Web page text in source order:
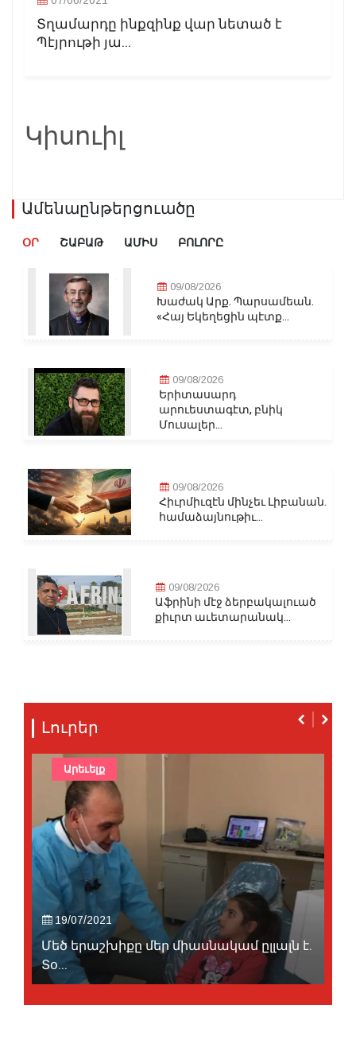
Տղամարդը ինքզինք վար նետած է
Պէյրութի յա...
Կիսուիլ
Ամենաընթերցուածը
ՕՐ ՇԱԲԱԹ ԱՄԻՍ ԲՈԼՈՐԸ
09/08/2026
Խաժակ Արք. Պարսամեան.
«Հայ Եկեղեցին պէտք...
09/08/2026
Երիտասարդ
արուեստագէտ, բնիկ
Մուսալեր...
09/08/2026
Հիւրմիւզէն մինչեւ Լիբանան.
համաձայնութիւ...
09/08/2026
Աֆրինի մէջ ձերբակալուած
քիւրտ աւետարանակ...
Լուրեր
19/07/2021
Մեծ երաշխիքը մեր միասնակամ ըլլալն է.
Տօ...
Արեւելք